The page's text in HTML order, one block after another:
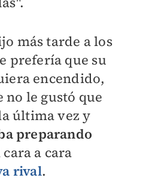
más tarde a los
prefería que su
encendido,
no le gustó que
última vez y
preparando
a cara
rival.